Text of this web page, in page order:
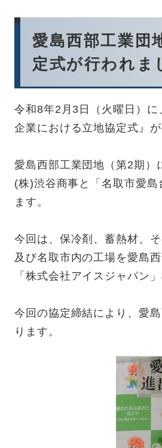
愛島西部工業団
定式が行われま
令和8年2月3日（火曜日）
企業における立地協定式』が
愛島西部工業団地（第2期）
(株)渋谷商事と「名取市愛
ます。
今回は、保冷剤、蓄熱材、
及び名取市内の工場を愛島
「株式会社アイスジャパン
今回の協定締結により、愛
ります。